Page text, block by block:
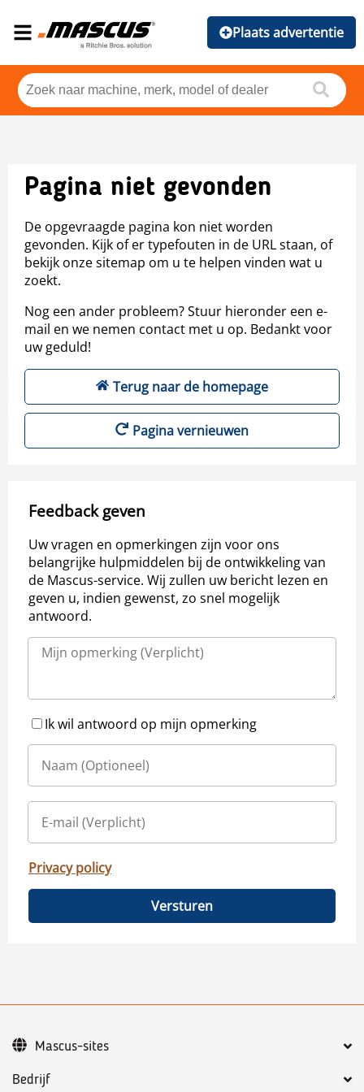
Plaats advertentie
Pagina niet gevonden
De opgevraagde pagina kon niet worden
gevonden. Kijk of er typefouten in de URL staan, of
bekijk onze sitemap om u te helpen vinden wat u
zoekt.
Nog een ander probleem? Stuur hieronder een e-
mail en we nemen contact met u op. Bedankt voor
uw geduld!
Terug naar de homepage
Pagina vernieuwen
Feedback geven
Uw vragen en opmerkingen zijn voor ons
belangrijke hulpmiddelen bij de ontwikkeling van
de Mascus-service. Wij zullen uw bericht lezen en
geven u, indien gewenst, zo snel mogelijk
antwoord.
Ik wil antwoord op mijn opmerking
Privacy policy
Versturen
Bedrijf
Mascus-sites